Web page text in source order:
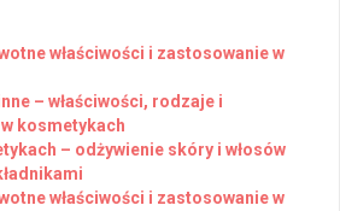
właściwości i zastosowanie w
– właściwości, rodzaje i
kosmetykach
– odżywienie skóry i włosów
właściwości i zastosowanie w